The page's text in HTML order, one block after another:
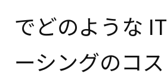
でどのような
ーシングのコ